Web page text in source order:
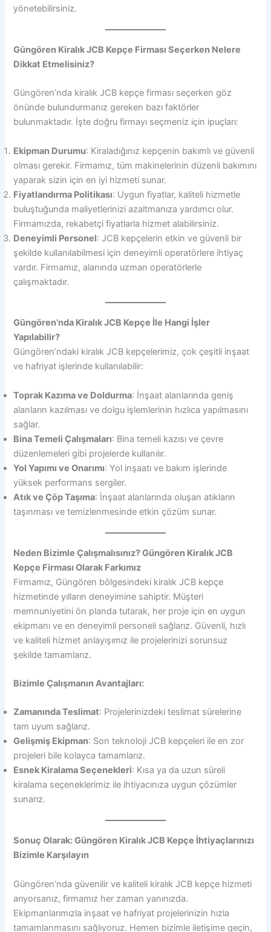
yönetebilirsiniz.
Güngören Kiralık JCB Kepçe Firması Seçerken Nelere
Dikkat Etmelisiniz?
Güngören’nda kiralık JCB kepçe firması seçerken göz
önünde bulundurmanız gereken bazı faktörler
bulunmaktadır. İşte doğru firmayı seçmeniz için ipuçları:
Ekipman Durumu: Kiraladığınız kepçenin bakımlı ve güvenli
olması gerekir. Firmamız, tüm makinelerinin düzenli bakımını
yaparak sizin için en iyi hizmeti sunar.
Fiyatlandırma Politikası: Uygun fiyatlar, kaliteli hizmetle
buluştuğunda maliyetlerinizi azaltmanıza yardımcı olur.
Firmamızda, rekabetçi fiyatlarla hizmet alabilirsiniz.
Deneyimli Personel: JCB kepçelerin etkin ve güvenli bir
şekilde kullanılabilmesi için deneyimli operatörlere ihtiyaç
vardır. Firmamız, alanında uzman operatörlerle
çalışmaktadır.
Güngören’nda Kiralık JCB Kepçe İle Hangi İşler
Yapılabilir?
Güngören’ndaki kiralık JCB kepçelerimiz, çok çeşitli inşaat
ve hafriyat işlerinde kullanılabilir:
Toprak Kazıma ve Doldurma: İnşaat alanlarında geniş
alanların kazılması ve dolgu işlemlerinin hızlıca yapılmasını
sağlar.
Bina Temeli Çalışmaları: Bina temeli kazısı ve çevre
düzenlemeleri gibi projelerde kullanılır.
Yol Yapımı ve Onarımı: Yol inşaatı ve bakım işlerinde
yüksek performans sergiler.
Atık ve Çöp Taşıma: İnşaat alanlarında oluşan atıkların
taşınması ve temizlenmesinde etkin çözüm sunar.
Neden Bizimle Çalışmalısınız? Güngören Kiralık JCB
Kepçe Firması Olarak Farkımız
Firmamız, Güngören bölgesindeki kiralık JCB kepçe
hizmetinde yılların deneyimine sahiptir. Müşteri
memnuniyetini ön planda tutarak, her proje için en uygun
ekipmanı ve en deneyimli personeli sağlarız. Güvenli, hızlı
ve kaliteli hizmet anlayışımız ile projelerinizi sorunsuz
şekilde tamamlarız.
Bizimle Çalışmanın Avantajları:
Zamanında Teslimat: Projelerinizdeki teslimat sürelerine
tam uyum sağlarız.
Gelişmiş Ekipman: Son teknoloji JCB kepçeleri ile en zor
projeleri bile kolayca tamamlarız.
Esnek Kiralama Seçenekleri: Kısa ya da uzun süreli
kiralama seçeneklerimiz ile ihtiyacınıza uygun çözümler
sunarız.
Sonuç Olarak: Güngören Kiralık JCB Kepçe İhtiyaçlarınızı
Bizimle Karşılayın
Güngören’nda güvenilir ve kaliteli kiralık JCB kepçe hizmeti
arıyorsanız, firmamız her zaman yanınızda.
Ekipmanlarımızla inşaat ve hafriyat projelerinizin hızla
tamamlanmasını sağlıyoruz. Hemen bizimle iletişime geçin,